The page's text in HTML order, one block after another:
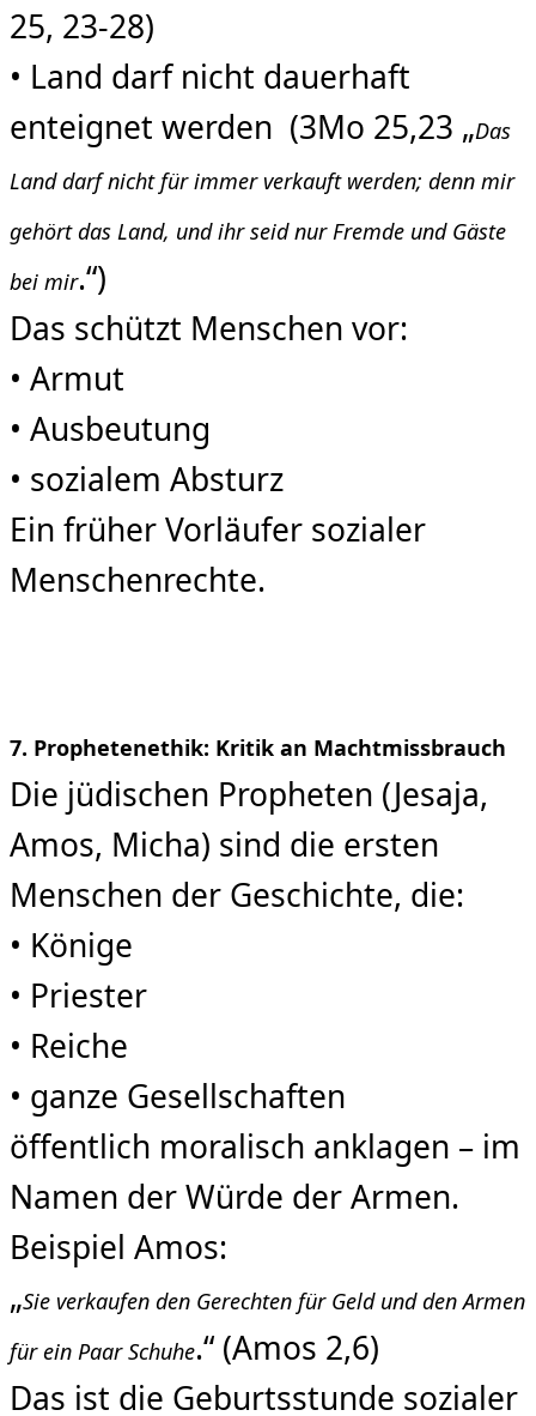
25, 23-28)
• Land darf nicht dauerhaft
enteignet werden (3Mo 25,23 „Das
Land darf nicht für immer verkauft werden; denn mir
gehört das Land, und ihr seid nur Fremde und Gäste
bei mir.“)
Das schützt Menschen vor:
• Armut
• Ausbeutung
• sozialem Absturz
Ein früher Vorläufer sozialer
Menschenrechte.
7. Prophetenethik: Kritik an Machtmissbrauch
Die jüdischen Propheten (Jesaja,
Amos, Micha) sind die ersten
Menschen der Geschichte, die:
• Könige
• Priester
• Reiche
• ganze Gesellschaften
öffentlich moralisch anklagen – im
Namen der Würde der Armen.
Beispiel Amos:
„Sie verkaufen den Gerechten für Geld und den Armen
für ein Paar Schuhe.“ (Amos 2,6)
Das ist die Geburtsstunde sozialer